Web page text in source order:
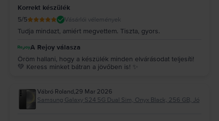
Korrekt készülék
5/5 Vásárlói vélemények
Tudja mindazt, amiért megvettem. Tiszta, gyors.
A Rejoy válasza
Öröm hallani, hogy a készülék minden elvárásodat teljesíti!
💚 Keress minket bátran a jövőben is! ✨
Vábró Roland,29 Mar 2026
Samsung Galaxy S24 5G Dual Sim, Onyx Black, 256 GB, Jó